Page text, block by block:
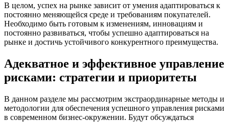
В целом, успех на рынке зависит от умения адаптироваться к
постоянно меняющейся среде и требованиям покупателей.
Необходимо быть готовым к изменениям, инновациям и
постоянно развиваться, чтобы успешно адаптироваться на
рынке и достичь устойчивого конкурентного преимущества.
Адекватное и эффективное управление
рисками: стратегии и приоритеты
В данном разделе мы рассмотрим экстраординарные методы и
методологии для обеспечения успешного управления рисками
в современном бизнес-окружении. Будут обсуждаться